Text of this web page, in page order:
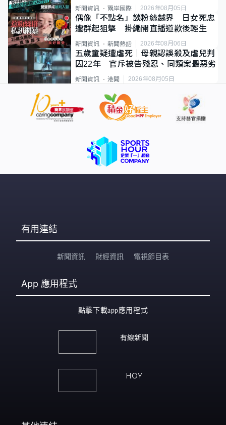
新聞資訊 兩岸國際 2026年08月05日
偶像「不點名」談粉絲越界 日女死忠
遭群起狙擊 掛繩開直播道歉後輕生
新聞資訊 新聞熱話 2026年08月06日
五歲童疑遭虐死｜母親認誤殺及虐兒判
囚22年 官斥被告殘忍、同類案最惡劣
新聞資訊 港聞 2026年08月05日
有用連結
新聞資訊 財經資訊 電視節目表
App 應用程式
點擊下載app應用程式
有線新聞
HOY